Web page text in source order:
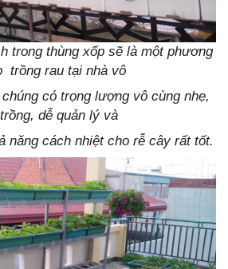
trong thùng xốp sẽ là một phương
trồng rau tại nhà vô
có trọng lượng vô cùng nhẹ,
dễ quản lý và
năng cách nhiệt cho rễ cây rất tốt.